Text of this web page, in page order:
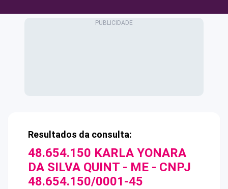
Resultados da consulta:
48.654.150 KARLA YONARA
DA SILVA QUINT - ME - CNPJ
48.654.150/0001-45